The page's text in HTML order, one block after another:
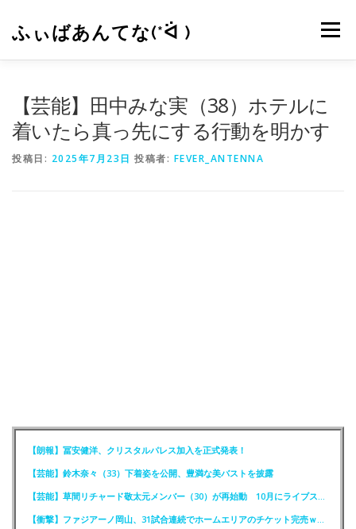
ふぃばあんてな(*ᐛ ) メニュー
【芸能】田中みな実（38）ホテルに
着いたら真っ先にする行動を明かす
投稿日: 2025年7月23日 投稿者: FEVER_ANTENNA
【朗報】冨安健洋、クリスタルパレス加入を正式発表！
【芸能】鈴木奈々（33）下着姿を公開、豊満な美バストを披露
【芸能】草間リチャード敬太元メンバー（30）が再始動 10月にライブステージに出演へ
【衝撃】ファジアーノ岡山、31試合連続でホームエリアのチケット完売ｗｗｗｗ